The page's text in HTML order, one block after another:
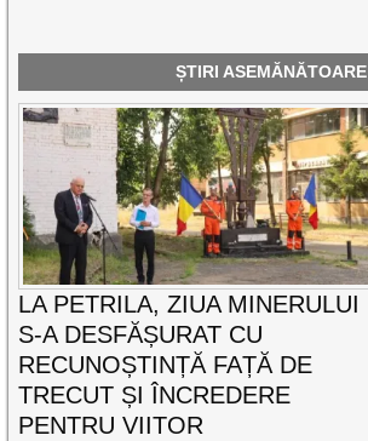
ȘTIRI ASEMĂNĂTOARE
LA PETRILA, ZIUA MINERULUI
S-A DESFĂȘURAT CU
RECUNOȘTINȚĂ FAȚĂ DE
TRECUT ȘI ÎNCREDERE
PENTRU VIITOR